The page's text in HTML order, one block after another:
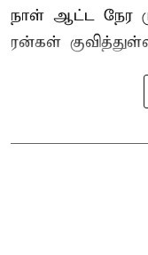
நாள் ஆட்ட நேர
ரன்கள்